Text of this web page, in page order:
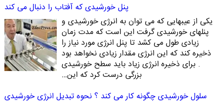
پنل خورشیدی که آفتاب را دنبال می کند
یکی از عیبهایی که می توان به انرژی خورشیدی و
پنلهای خورشیدی گرفت این است که مدت زمان
زیادی طول می کشد تا پنل انرژی مورد نیاز را
ذخیره کند که این انرژی مقدار زیادی نخواهد بود
. برای ذخیره انرژی زیاد باید سطح خورشیدی
بزرگی درست کرد که این…
سلول خورشیدی چگونه کار می کند ؟ نحوه تبدیل انرژی خورشیدی